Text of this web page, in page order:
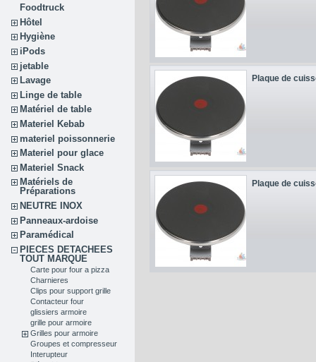
Foodtruck
Hôtel
Hygiène
iPods
jetable
Lavage
Linge de table
Matériel de table
Materiel Kebab
materiel poissonnerie
Materiel pour glace
Materiel Snack
Matériels de
Préparations
NEUTRE INOX
Panneaux-ardoise
Paramédical
PIECES DETACHEES
TOUT MARQUE
Carte pour four a pizza
Charnieres
Clips pour support grille
Contacteur four
glissiers armoire
grille pour armoire
Grilles pour armoire
Groupes et compresseur
Interupteur
Plaque de
Plaque de